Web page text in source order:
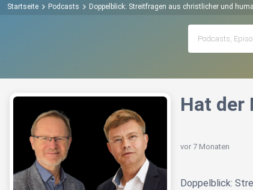
Startseite Podcasts Doppelblick: Streitfragen aus christlicher und
Hat der
vor 7 Monaten
Doppelblick: